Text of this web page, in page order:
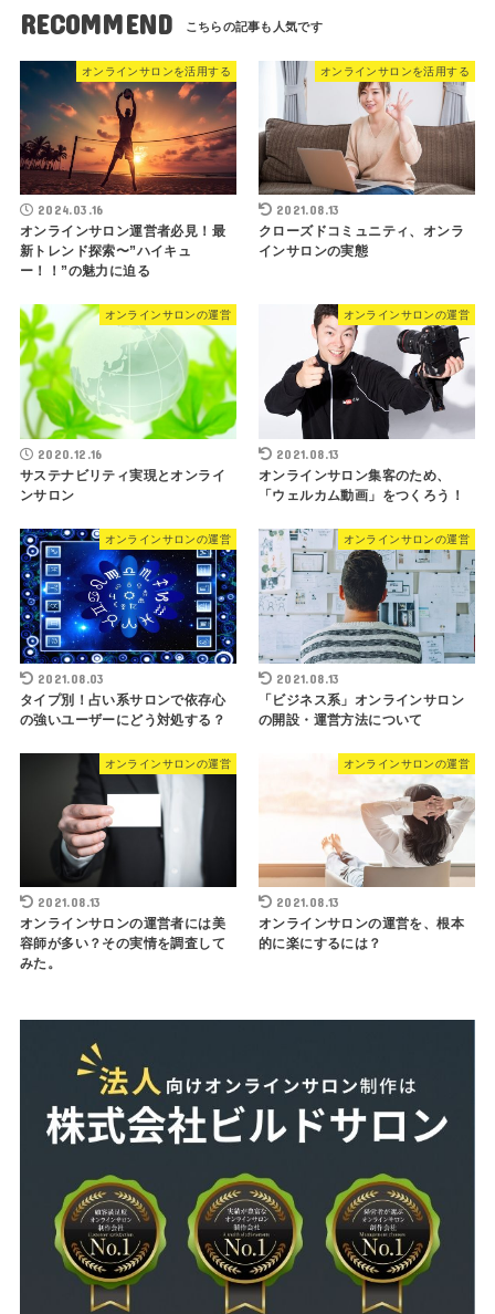
RECOMMEND
オンラインサロンを活用する
2024.03.16
オンラインサロン運営者必見！最
新トレンド探索〜”ハイキュ
ー！！”の魅力に迫る
オンラインサロンを活用する
2021.08.13
クローズドコミュニティ、オンラ
インサロンの実態
オンラインサロンの運営
2020.12.16
サステナビリティ実現とオンライ
ンサロン
オンラインサロンの運営
2021.08.13
オンラインサロン集客のため、
「ウェルカム動画」をつくろう！
オンラインサロンの運営
2021.08.03
タイプ別！占い系サロンで依存心
の強いユーザーにどう対処する？
オンラインサロンの運営
2021.08.13
「ビジネス系」オンラインサロン
の開設・運営方法について
オンラインサロンの運営
2021.08.13
オンラインサロンの運営者には美
容師が多い？その実情を調査して
みた。
オンラインサロンの運営
2021.08.13
オンラインサロンの運営を、根本
的に楽にするには？